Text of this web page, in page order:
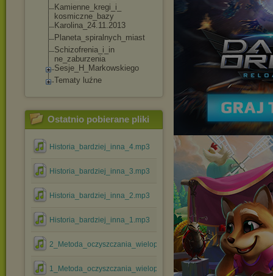
Kamienne_kregi_i_
kosmiczne_bazy
Karolina_24.11.2013
Planeta_spiralnyc h_miast
Schizofrenia_i_in
ne_zaburzenia
Sesje_H_Markowskiego
Tematy luźne
Ostatnio pobierane pliki
Historia_bardziej_inna_4.mp3
Historia_bardziej_inna_3.mp3
Historia_bardziej_inna_2.mp3
Historia_bardziej_inna_1.mp3
2_Metoda_oczyszczania_wielopoziomowego.mp3
1_Metoda_oczyszczania_wielopoziomowego.mp3